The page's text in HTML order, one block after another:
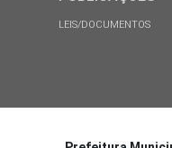
LEIS/DOCUMENTOS